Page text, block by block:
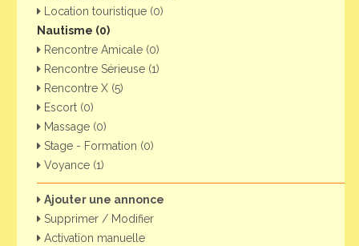
Location touristique (0)
Nautisme (0)
Rencontre Amicale (0)
Rencontre Sérieuse (1)
Rencontre X (5)
Escort (0)
Massage (0)
Stage - Formation (0)
Voyance (1)
Ajouter une annonce
Supprimer / Modifier
Activation manuelle